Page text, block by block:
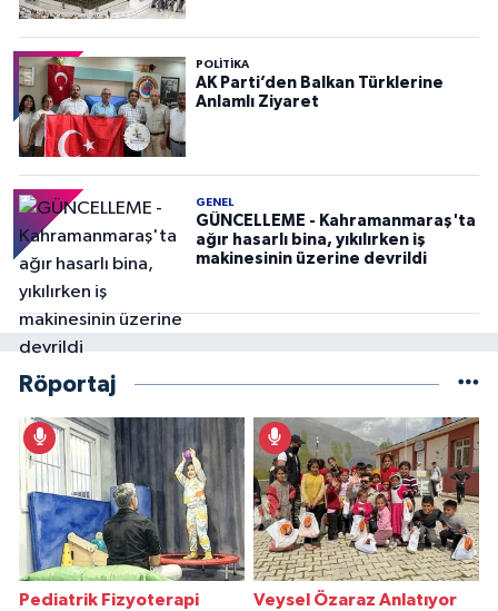
POLITIKA
AK Parti’den Balkan Türklerine
Anlamlı Ziyaret
GENEL
GÜNCELLEME - Kahramanmaraş'ta
ağır hasarlı bina, yıkılırken iş
makinesinin üzerine devrildi
Röportaj
Pediatrik Fizyoterapi
Veysel Özaraz Anlatıyor